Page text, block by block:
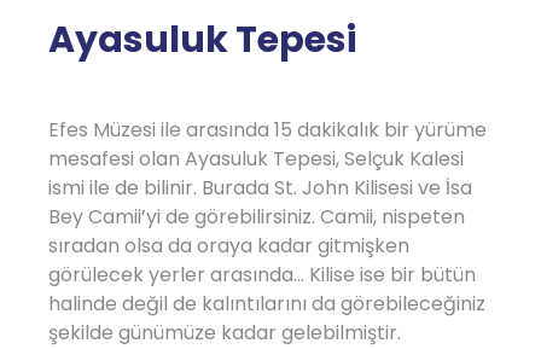
Ayasuluk Tepesi
Efes Müzesi ile arasında 15 dakikalık bir yürüme
mesafesi olan Ayasuluk Tepesi, Selçuk Kalesi
ismi ile de bilinir. Burada St. John Kilisesi ve İsa
Bey Camii’yi de görebilirsiniz. Camii, nispeten
sıradan olsa da oraya kadar gitmişken
görülecek yerler arasında… Kilise ise bir bütün
halinde değil de kalıntılarını da görebileceğiniz
şekilde günümüze kadar gelebilmiştir.